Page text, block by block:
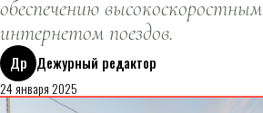
обеспечению высокоскоростным
интернетом поездов.
Др Дежурный редактор
24 января 2025